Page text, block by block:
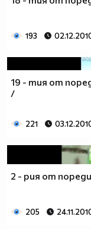
193
19 - тия от
/
221
2 - рия от
205